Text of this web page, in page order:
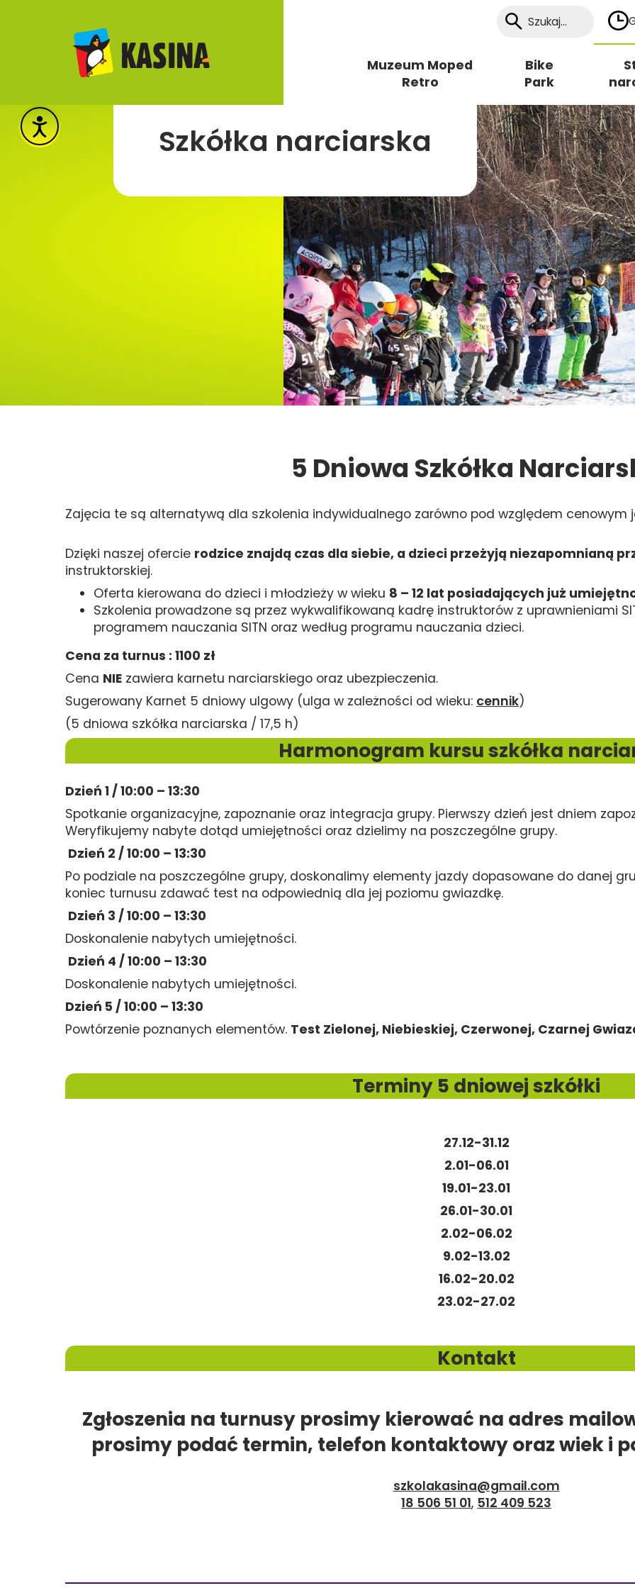
Muzeum Moped
Retro
Bike
Park
Szkółka narciarska
5 Dniowa Szkółka
Zajęcia te są alternatywą dla szkolenia indywidualnego zarówno pod względem cenowym
Dzięki naszej ofercie rodzice znajdą czas dla siebie, a dzieci przeżyją niezapomnianą
instruktorskiej.
Oferta kierowana do dzieci i młodzieży w wieku 8 – 12 lat posiadających już
Szkolenia prowadzone są przez wykwalifikowaną kadrę instruktorów z uprawnieniami
programem nauczania SITN oraz według programu nauczania dzieci.
Cena za turnus : 1100 zł
Cena NIE zawiera karnetu narciarskiego oraz ubezpieczenia.
Sugerowany Karnet 5 dniowy ulgowy (ulga w zależności od wieku: cennik)
(5 dniowa szkółka narciarska / 17,5 h)
Harmonogram kursu szkółka
Dzień 1 / 10:00 – 13:30
Spotkanie organizacyjne, zapoznanie oraz integracja grupy. Pierwszy dzień jest dniem
Weryfikujemy nabyte dotąd umiejętności oraz dzielimy na poszczególne grupy.
Dzień 2 / 10:00 – 13:30
Po podziale na poszczególne grupy, doskonalimy elementy jazdy dopasowane do danej
koniec turnusu zdawać test na odpowiednią dla jej poziomu gwiazdkę.
Dzień 3 / 10:00 – 13:30
Doskonalenie nabytych umiejętności.
Dzień 4 / 10:00 – 13:30
Doskonalenie nabytych umiejętności.
Dzień 5 / 10:00 – 13:30
Powtórzenie poznanych elementów. Test Zielonej, Niebieskiej, Czerwonej, Czarnej
Terminy 5 dniowej szkółki
27.12-31.12
2.01-06.01
19.01-23.01
26.01-30.01
2.02-06.02
9.02-13.02
16.02-20.02
23.02-27.02
Kontakt
Zgłoszenia na turnusy prosimy kierować na adres
prosimy podać termin, telefon kontaktowy oraz wiek i
szkolakasina@gmail.com
18 506 51 01, 512 409 523